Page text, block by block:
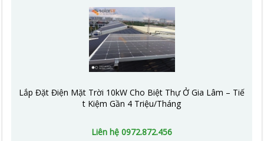
Lắp Đặt Điện Mặt Trời 10kW Cho Biệt Thự Ở Gia Lâm – Tiế
t Kiệm Gần 4 Triệu/Tháng
Liên hệ 0972.872.456